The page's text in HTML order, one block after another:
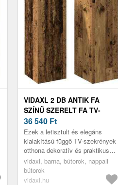
VIDAXL 2 DB ANTIK FA
SZÍNŰ SZERELT FA TV-
SZEKRÉNY 30, 5 X 30 X 90
CM
36 540 Ft
Ezek a letisztult és elegáns
kialakítású függő TV-szekrények
otthona dekoratív és praktikus
kiegészítői lesznek.
vidaxl, barna, bútorok, nappali
bútorok
vidaxl.hu